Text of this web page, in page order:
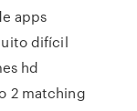
apps
difícil
hd
2 matching